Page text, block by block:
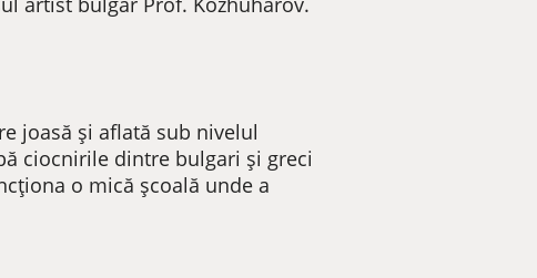
joasă și aflată sub nivelul
ciocnirile dintre bulgari și greci
o mică școală unde a